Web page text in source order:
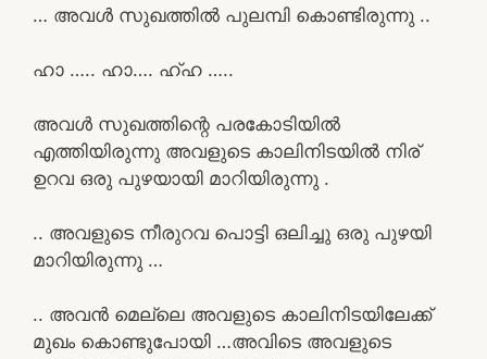
… അവൾ സുഖത്തിൽ പുലമ്പി കൊണ്ടിരുന്നു ..
ഹാ ….. ഹാ…. ഹ്ഹ …..
അവൾ സുഖത്തിന്റെ പരകോടിയിൽ
എത്തിയിരുന്നു അവളുടെ കാലിനിടയിൽ നിര്
ഉറവ ഒരു പുഴയായി മാറിയിരുന്നു .
.. അവളുടെ നീരുറവ പൊട്ടി ഒലിച്ചു ഒരു പുഴയി
മാറിയിരുന്നു …
.. അവൻ മെല്ലെ അവളുടെ കാലിനിടയിലേക്ക്
മുഖം കൊണ്ടുപോയി …അവിടെ അവളുടെ